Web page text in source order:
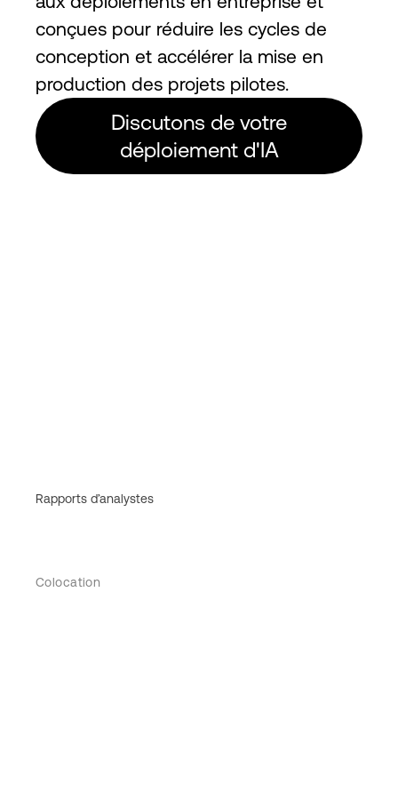
conçues pour réduire les cycles de
conception et accélérer la mise en
production des projets pilotes.
Discutons de votre
déploiement d'IA
Rapports d’analystes
Colocation